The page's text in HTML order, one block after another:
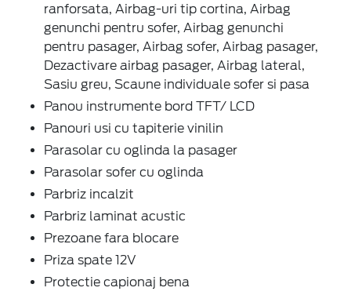
ranforsata, Airbag-uri tip cortina, Airbag
genunchi pentru sofer, Airbag genunchi
pentru pasager, Airbag sofer, Airbag pasager,
Dezactivare airbag pasager, Airbag lateral,
Sasiu greu, Scaune individuale sofer si pasa
Panou instrumente bord TFT/ LCD
Panouri usi cu tapiterie vinilin
Parasolar cu oglinda la pasager
Parasolar sofer cu oglinda
Parbriz incalzit
Parbriz laminat acustic
Prezoane fara blocare
Priza spate 12V
Protectie capionaj bena